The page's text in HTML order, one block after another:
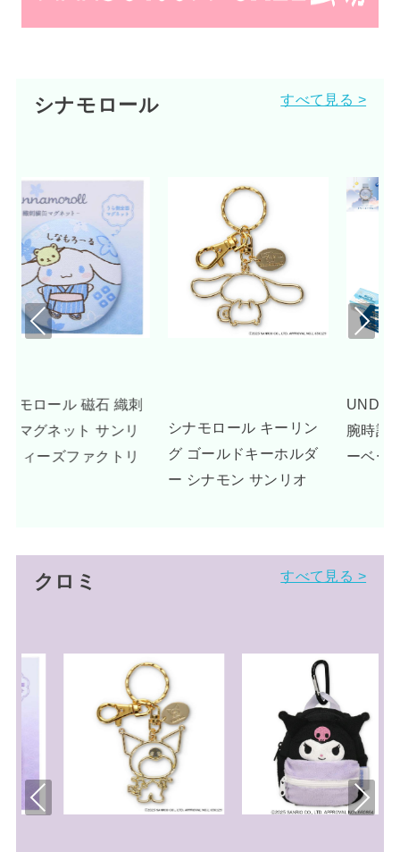
シナモロール すべて見る >
シナモロール キーリン
グ ゴールドキーホルダ
ー シナモン サンリオ
UNDONE シナモロール
腕時計 グッズ ドリーミ
ーベージュ
Pre
Nex
クロミ すべて見る >
Pre
Nex